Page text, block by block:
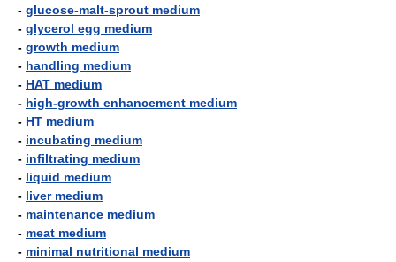
- glucose-malt-sprout medium
- glycerol egg medium
- growth medium
- handling medium
- HAT medium
- high-growth enhancement medium
- HT medium
- incubating medium
- infiltrating medium
- liquid medium
- liver medium
- maintenance medium
- meat medium
- minimal nutritional medium